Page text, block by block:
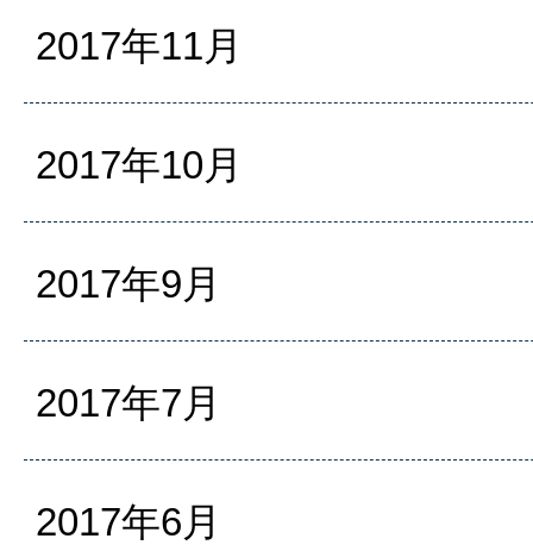
2017年11月
2017年10月
2017年9月
2017年7月
2017年6月